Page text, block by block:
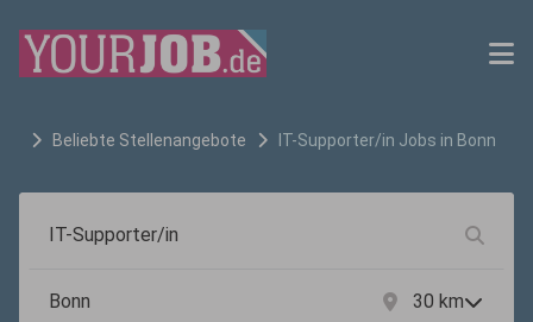
Beliebte Stellenangebote IT-Supporter/in Jobs in Bonn
30 km